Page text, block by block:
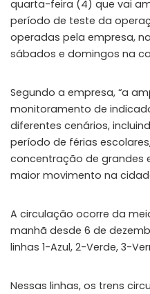
quarta-feira (4) que vai
período de teste da
operadas pela empresa,
sábados e domingos na
Segundo a empresa, “a
monitoramento de
diferentes cenários,
período de férias
concentração de grandes
maior movimento na
A circulação ocorre da
manhã desde 6 de
linhas 1-Azul, 2-Verde, 3-
Nessas linhas, os trens